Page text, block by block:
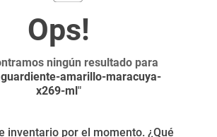
ningún resultado para
amarillo-maracuya-
x269-ml"
inventario por el momento. ¿Qué